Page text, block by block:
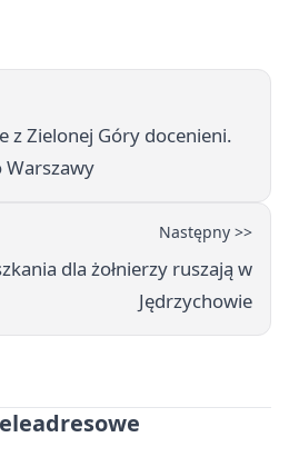
z Zielonej Góry docenieni.
Warszawy
Następny >>
dla żołnierzy ruszają w
Jędrzychowie